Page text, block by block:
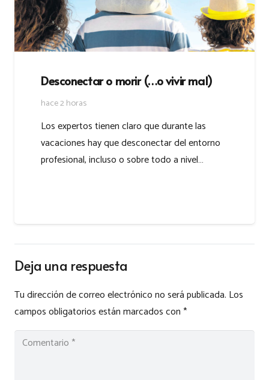
Desconectar o morir (…o vivir mal)
hace 2 horas
Los expertos tienen claro que durante las
vacaciones hay que desconectar del entorno
profesional, incluso o sobre todo a nivel…
Deja una respuesta
Tu dirección de correo electrónico no será publicada. Los
campos obligatorios están marcados con*